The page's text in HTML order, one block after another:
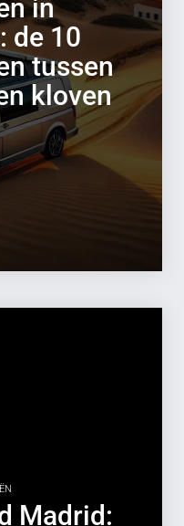
in
de 10
tussen
kloven
Madrid: